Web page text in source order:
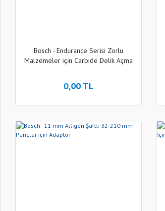
Bosch - Endurance Serisi Zorlu
Malzemeler için Carbide Delik Açma
0,00 TL